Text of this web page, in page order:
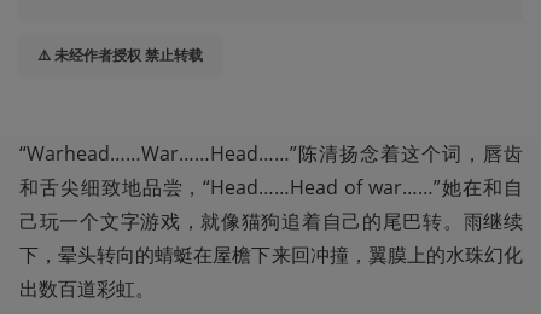
⚠️ 未经作者授权 禁止转载
“Warhead……War……Head……”陈清扬念着这个词，唇齿
和舌尖细致地品尝，“Head……Head of war……”她在和自
己玩一个文字游戏，就像猫狗追着自己的尾巴转。雨继续
下，晕头转向的蜻蜓在屋檐下来回冲撞，翼膜上的水珠幻化
出数百道彩虹。